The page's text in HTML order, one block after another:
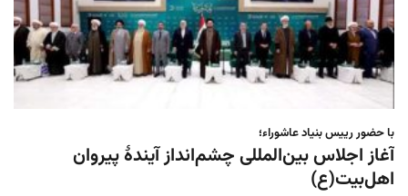
با حضور رییس بنیاد عاشوراء؛
آغاز اجلاس بین‌المللی چشم‌انداز آیندهٔ پیروان
اهل‌بیت(ع)